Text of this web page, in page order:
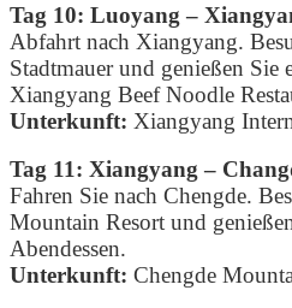
Tag 10: Luoyang –
Abfahrt nach Xiangyang.
Stadtmauer und genießen Sie
Xiangyang Beef Noodle
Unterkunft: Xiangyang
Tag 11: Xiangyang –
Fahren Sie nach Chengde.
Mountain Resort und
Abendessen.
Unterkunft: Chengde